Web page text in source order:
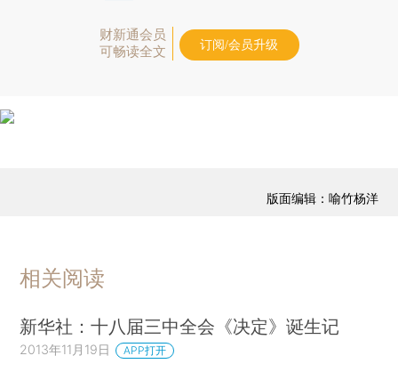
财新通会员
可畅读全文
订阅/会员升级
版面编辑：喻竹杨洋
相关阅读
新华社：十八届三中全会《决定》诞生记
2013年11月19日 APP打开